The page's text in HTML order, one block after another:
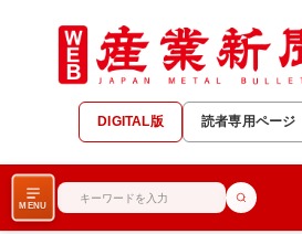
DIGITAL版 読者専用ページ
MENU